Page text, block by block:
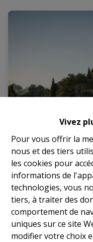
Vivez
Pour vous offrir la
nous et des tiers
les cookies pour
informations de
technologies, vous
tiers, à traiter des
comportement de
uniques sur ce site
modifier votre choix
Terrain
83240 Cavalaire-
Prix sur